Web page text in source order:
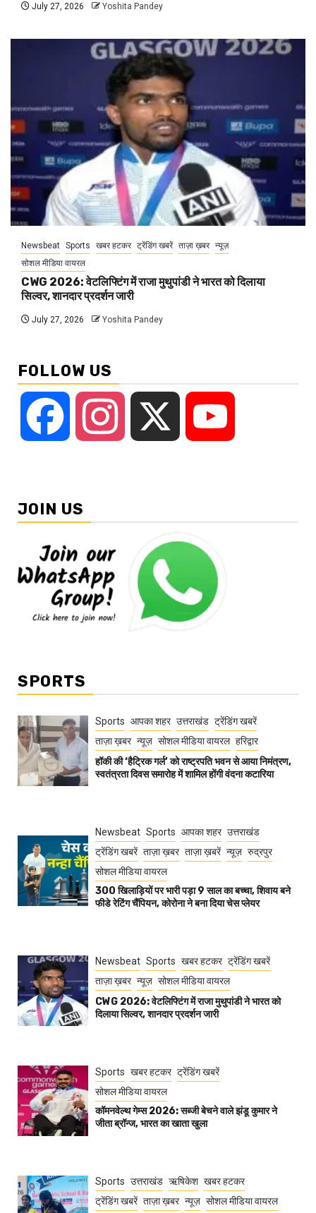
July 27, 2026 Yoshita Pandey
Newsbeat Sports खबर हटकर ट्रेंडिंग खबरें ताज़ा ख़बर न्यूज़
सोशल मीडिया वायरल
CWG 2026: वेटलिफ्टिंग में राजा मुथुपांडी ने भारत को दिलाया
सिल्वर, शानदार प्रदर्शन जारी
July 27, 2026 Yoshita Pandey
FOLLOW US
Facebook Instagram
JOIN US
SPORTS
Sports आपका शहर उत्तराखंड ट्रेंडिंग खबरें
ताज़ा ख़बर न्यूज़ सोशल मीडिया वायरल हरिद्वार
हॉकी की ‘हैट्रिक गर्ल’ को राष्ट्रपति भवन से आया निमंत्रण,
स्वतंत्रता दिवस समारोह में शामिल होंगी वंदना कटारिया
Newsbeat Sports आपका शहर उत्तराखंड
ट्रेंडिंग खबरें ताज़ा ख़बर ताज़ा ख़बरें न्यूज़ रुद्रपुर
सोशल मीडिया वायरल
300 खिलाड़ियों पर भारी पड़ा 9 साल का बच्चा, शिवाय बने
फीडे रेटिंग चैंपियन, कोरोना ने बना दिया चेस प्लेयर
Newsbeat Sports खबर हटकर ट्रेंडिंग खबरें
ताज़ा ख़बर न्यूज़ सोशल मीडिया वायरल
CWG 2026: वेटलिफ्टिंग में राजा मुथुपांडी ने भारत को
दिलाया सिल्वर, शानदार प्रदर्शन जारी
Sports खबर हटकर ट्रेंडिंग खबरें
सोशल मीडिया वायरल
कॉमनवेल्थ गेम्स 2026: सब्जी बेचने वाले झंडू कुमार ने
जीता ब्रॉन्ज, भारत का खाता खुला
Sports उत्तराखंड ऋषिकेश खबर हटकर
ट्रेंडिंग खबरें ताज़ा ख़बर न्यूज़ सोशल मीडिया वायरल